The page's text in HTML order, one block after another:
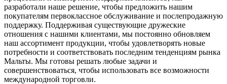
разработали наше решение, чтобы предложить нашим
покупателям первоклассное обслуживание и послепродажную
поддержку. Поддерживая существующие дружеские
отношения с нашими клиентами, мы постоянно обновляем
наш ассортимент продукции, чтобы удовлетворять новые
потребности и соответствовать последним тенденциям рынка
Мальты. Мы готовы решать любые задачи и
совершенствоваться, чтобы использовать все возможности
международной торговли.